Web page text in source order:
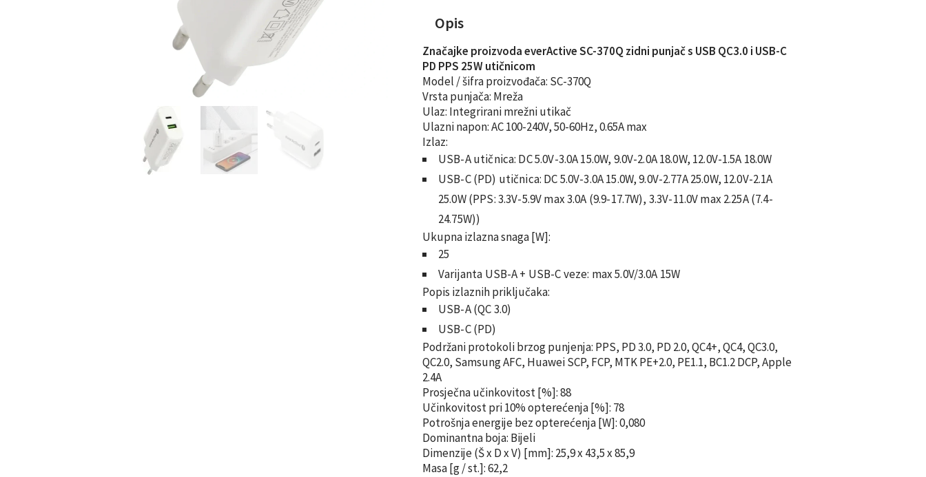
Opis
Značajke proizvoda everActive SC-370Q zidni punjač s USB QC3.0 i USB-C
PD PPS 25W utičnicom
Model / šifra proizvođača: SC-370Q
Vrsta punjača: Mreža
Ulaz: Integrirani mrežni utikač
Ulazni napon:AC 100-240V, 50-60Hz, 0.65A max
Izlaz:
USB-A utičnica: DC 5.0V-3.0A 15.0W, 9.0V-2.0A 18.0W, 12.0V-1.5A 18.0W
USB-C (PD) utičnica: DC 5.0V-3.0A 15.0W, 9.0V-2.77A 25.0W, 12.0V-2.1A
25.0W(PPS: 3.3V-5.9V max 3.0A (9.9-17.7W), 3.3V-11.0V max 2.25A (7.4-
24.75W))
Ukupna izlazna snaga[W]:
25
Varijanta USB-A + USB-C veze: max 5.0V/3.0A 15W
Popis izlaznih priključaka:
USB-A (QC 3.0)
USB-C (PD)
Podržani protokoli brzog punjenja: PPS, PD 3.0, PD 2.0, QC4+, QC4, QC3.0,
QC2.0, Samsung AFC, Huawei SCP, FCP, MTK PE+2.0, PE1.1, BC1.2 DCP, Apple
2.4A
Prosječna učinkovitost[%]:88
Učinkovitost pri 10% opterećenja[%]: 78
Potrošnja energije bez opterećenja[W]:0,080
Dominantna boja: Bijeli
Dimenzije (Š x D x V) [mm]: 25,9 x 43,5 x 85,9
Masa[g / st.]:62,2